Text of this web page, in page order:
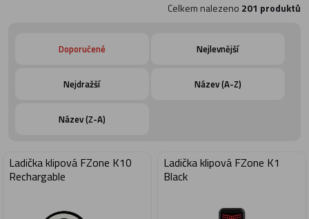
Celkem nalezeno 201 produktů
Doporučené Nejlevnější
Nejdražší Název (A-Z)
Název (Z-A)
Ladička klipová FZone K10
Rechargable
Ladička klipová FZone K1
Black